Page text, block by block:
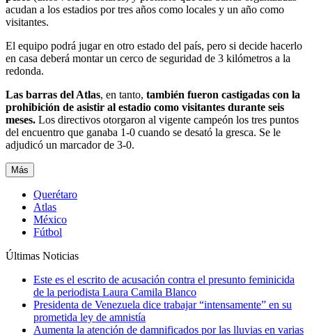
acudan a los estadios por tres años como locales y un año como
visitantes.
El equipo podrá jugar en otro estado del país, pero si decide hacerlo
en casa deberá montar un cerco de seguridad de 3 kilómetros a la
redonda.
Las barras del Atlas, en tanto, también fueron castigadas con la
prohibición de asistir al estadio como visitantes durante seis
meses. Los directivos otorgaron al vigente campeón los tres puntos
del encuentro que ganaba 1-0 cuando se desató la gresca. Se le
adjudicó un marcador de 3-0.
Más
Querétaro
Atlas
México
Fútbol
Últimas Noticias
Este es el escrito de acusación contra el presunto feminicida
de la periodista Laura Camila Blanco
Presidenta de Venezuela dice trabajar “intensamente” en su
prometida ley de amnistía
Aumenta la atención de damnificados por las lluvias en varias